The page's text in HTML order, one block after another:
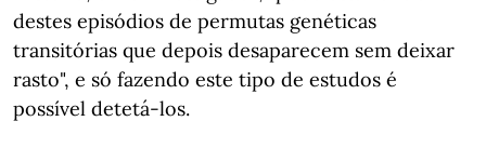
destes episódios de permutas genéticas
transitórias que depois desaparecem sem deixar
rasto", e só fazendo este tipo de estudos é
possível detetá-los.